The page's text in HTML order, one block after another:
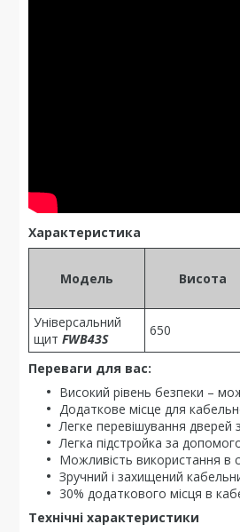
Характеристика
Модель Висота
Універсальний
щит FWB43S
650
Переваги для вас:
Високий рівень безпеки –
Додаткове місце для
Легке перевішування дверей
Легка підстройка за
Можливість використання в
Зручний і захищений
30% додаткового місця в
Технічні характеристики